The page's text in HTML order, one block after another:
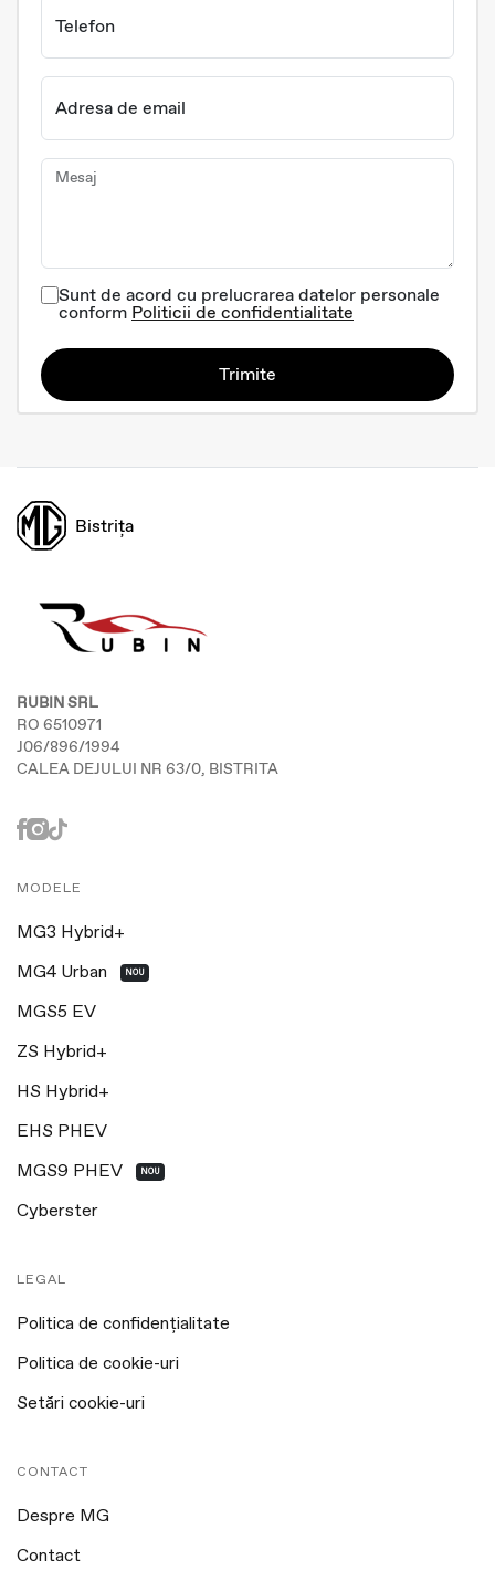
Telefon
Adresa de email
Mesaj
Sunt de acord cu prelucrarea datelor personale
conform Politicii de confidentialitate
Trimite
Bistrița
RUBIN SRL
RO 6510971
J06/896/1994
CALEA DEJULUI NR 63/0, BISTRITA
MODELE
MG3 Hybrid+
MG4 Urban NOU
MGS5 EV
ZS Hybrid+
HS Hybrid+
EHS PHEV
MGS9 PHEV NOU
Cyberster
LEGAL
Politica de confidențialitate
Politica de cookie-uri
Setări cookie-uri
CONTACT
Despre MG
Contact